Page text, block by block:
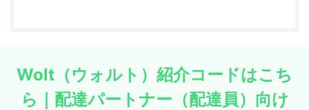
Wolt（ウォルト）紹介コードはこち
ら｜配達パートナー（配達員）向け